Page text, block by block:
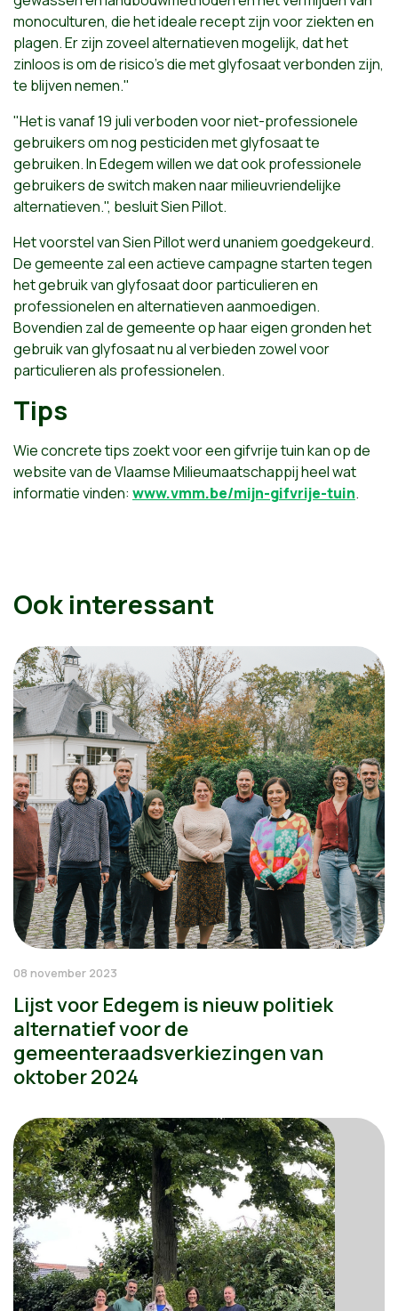
monoculturen, die het ideale recept zijn voor ziekten en
plagen. Er zijn zoveel alternatieven mogelijk, dat het
zinloos is om de risico’s die met glyfosaat verbonden zijn,
te blijven nemen."
"Het is vanaf 19 juli verboden voor niet-professionele
gebruikers om nog pesticiden met glyfosaat te
gebruiken. In Edegem willen we dat ook professionele
gebruikers de switch maken naar milieuvriendelijke
alternatieven.", besluit Sien Pillot.
Het voorstel van Sien Pillot werd unaniem goedgekeurd.
De gemeente zal een actieve campagne starten tegen
het gebruik van glyfosaat door particulieren en
professionelen en alternatieven aanmoedigen.
Bovendien zal de gemeente op haar eigen gronden het
gebruik van glyfosaat nu al verbieden zowel voor
particulieren als professionelen.
Tips
Wie concrete tips zoekt voor een gifvrije tuin kan op de
website van de Vlaamse Milieumaatschappij heel wat
informatie vinden: www.vmm.be/mijn-gifvrije-tuin.
Ook interessant
08 november 2023
Lijst voor Edegem is nieuw politiek
alternatief voor de
gemeenteraadsverkiezingen van
oktober 2024